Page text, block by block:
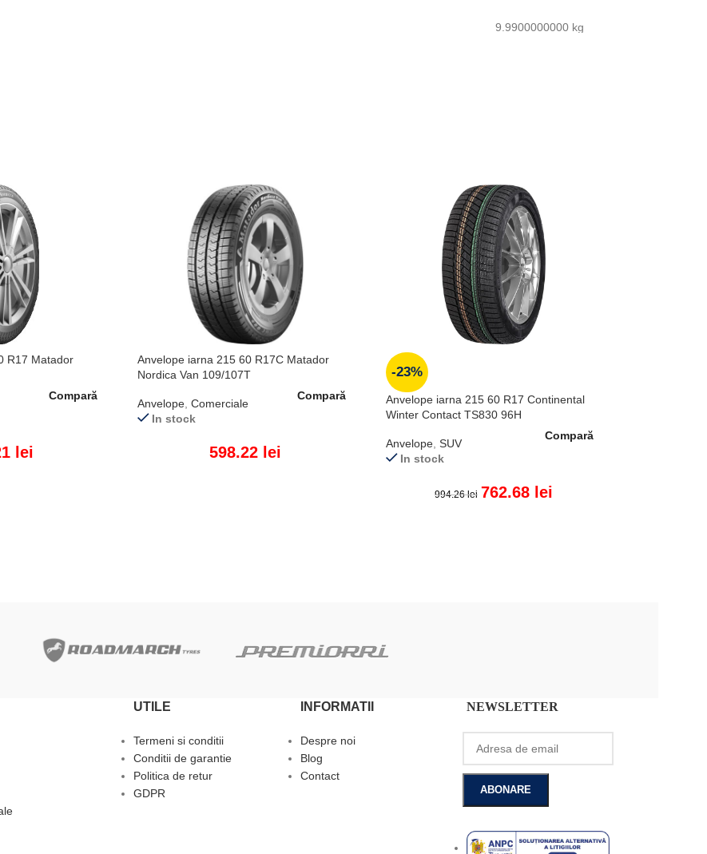
9.9900000000 kg
R17 Matador
lei
Compară
Anvelope iarna 215 60 R17C Matador
Nordica Van 109/107T
Anvelope Comerciale
In stock
598.22 lei
Compară
-23%
Anvelope iarna 215 60 R17 Continental
Winter Contact TS830 96H
Anvelope, SUV
In stock
994.26lei 762.68 lei
Compară
UTILE
Termeni si conditii
Conditii de garantie
Politica de retur
GDPR
INFORMATII
Despre noi
Blog
Contact
NEWSLETTER